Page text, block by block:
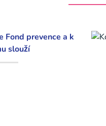
Fond prevence a k
slouží